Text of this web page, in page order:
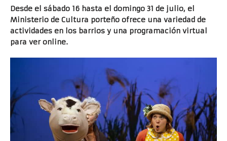
Desde el sábado 16 hasta el domingo 31 de julio, el
Ministerio de Cultura porteño ofrece una variedad de
actividades en los barrios y una programación virtual
para ver online.